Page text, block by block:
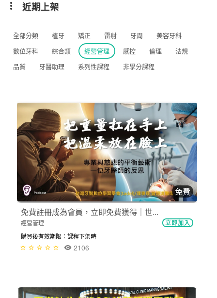
近期上架
全部分類 植牙 矯正 雷射 牙周
美容牙科
數位牙科
綜合類 經營管理 感控 倫理
法規
品質
牙醫助理 系列性課程 非學分課程
免費
免費註冊成為會員，立即免費獲得｜世...
經營管理 立即加入
購買後有效期限：課程下架時
2106